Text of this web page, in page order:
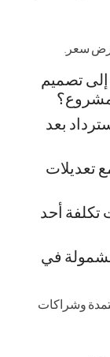
عرض سعر.
إلى تصميم
بعد
تعديلات
تكلفة أحد
في
وشراكات